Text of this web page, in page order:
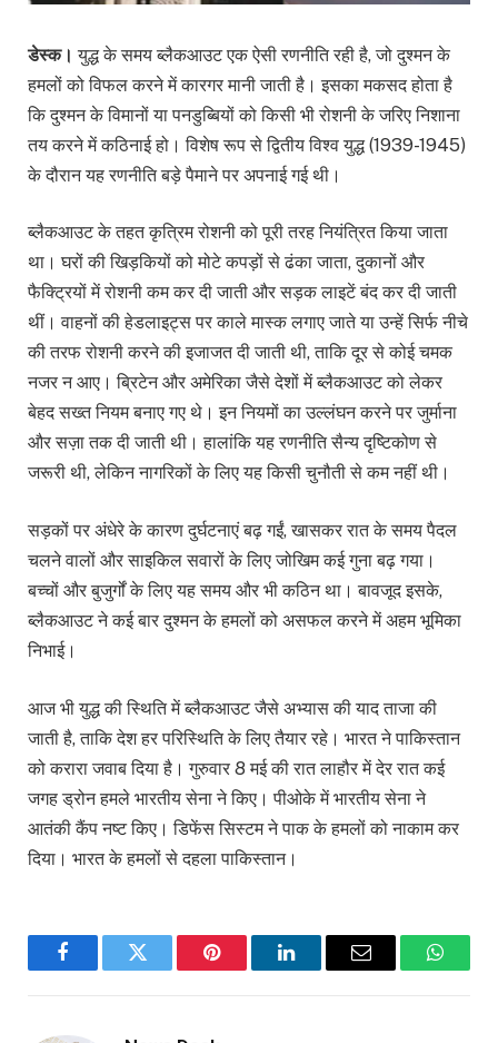
डेस्क। युद्ध के समय ब्लैकआउट एक ऐसी रणनीति रही है, जो दुश्मन के
हमलों को विफल करने में कारगर मानी जाती है। इसका मकसद होता है
कि दुश्मन के विमानों या पनडुब्बियों को किसी भी रोशनी के जरिए निशाना
तय करने में कठिनाई हो। विशेष रूप से द्वितीय विश्व युद्ध (1939-1945)
के दौरान यह रणनीति बड़े पैमाने पर अपनाई गई थी।
ब्लैकआउट के तहत कृत्रिम रोशनी को पूरी तरह नियंत्रित किया जाता
था। घरों की खिड़कियों को मोटे कपड़ों से ढंका जाता, दुकानों और
फैक्ट्रियों में रोशनी कम कर दी जाती और सड़क लाइटें बंद कर दी जाती
थीं। वाहनों की हेडलाइट्स पर काले मास्क लगाए जाते या उन्हें सिर्फ नीचे
की तरफ रोशनी करने की इजाजत दी जाती थी, ताकि दूर से कोई चमक
नजर न आए। ब्रिटेन और अमेरिका जैसे देशों में ब्लैकआउट को लेकर
बेहद सख्त नियम बनाए गए थे। इन नियमों का उल्लंघन करने पर जुर्माना
और सज़ा तक दी जाती थी। हालांकि यह रणनीति सैन्य दृष्टिकोण से
जरूरी थी, लेकिन नागरिकों के लिए यह किसी चुनौती से कम नहीं थी।
सड़कों पर अंधेरे के कारण दुर्घटनाएं बढ़ गईं, खासकर रात के समय पैदल
चलने वालों और साइकिल सवारों के लिए जोखिम कई गुना बढ़ गया।
बच्चों और बुजुर्गों के लिए यह समय और भी कठिन था। बावजूद इसके,
ब्लैकआउट ने कई बार दुश्मन के हमलों को असफल करने में अहम भूमिका
निभाई।
आज भी युद्ध की स्थिति में ब्लैकआउट जैसे अभ्यास की याद ताजा की
जाती है, ताकि देश हर परिस्थिति के लिए तैयार रहे। भारत ने पाकिस्तान
को करारा जवाब दिया है। गुरुवार 8 मई की रात लाहौर में देर रात कई
जगह ड्रोन हमले भारतीय सेना ने किए। पीओके में भारतीय सेना ने
आतंकी कैंप नष्ट किए। डिफेंस सिस्टम ने पाक के हमलों को नाकाम कर
दिया। भारत के हमलों से दहला पाकिस्तान।
FacebookTwitter Pinterest LinkedInEmail